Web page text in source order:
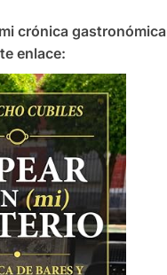
crónica gastronómica
enlace: